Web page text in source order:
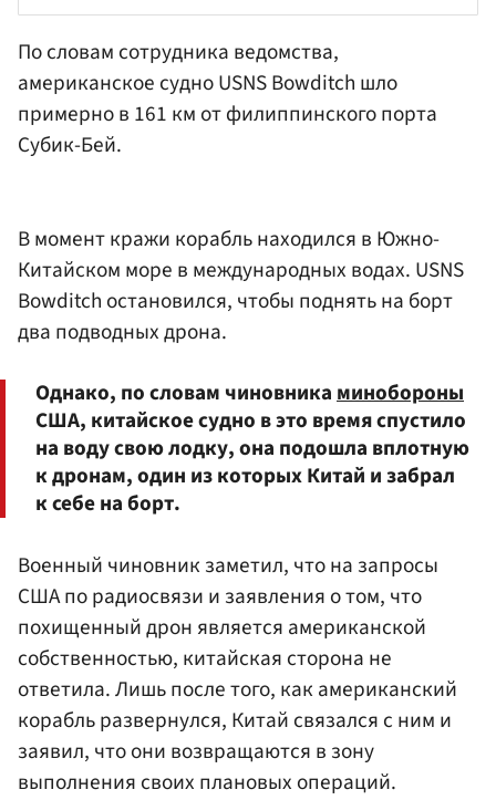
По словам сотрудника ведомства,
американское судно USNS Bowditch шло
примерно в 161 км от филиппинского порта
Субик-Бей.
В момент кражи корабль находился в Южно-
Китайском море в международных водах. USNS
Bowditch остановился, чтобы поднять на борт
два подводных дрона.
Однако, по словам чиновникаминобороны
США, китайское судно в это время спустило
на воду свою лодку, она подошла вплотную
к дронам, один из которых Китай и забрал
к себе на борт.
Военный чиновник заметил, что на запросы
США по радиосвязи и заявления о том, что
похищенный дрон является американской
собственностью, китайская сторона не
ответила. Лишь после того, как американский
корабль развернулся, Китай связался с ним и
заявил, что они возвращаются в зону
выполнения своих плановых операций.